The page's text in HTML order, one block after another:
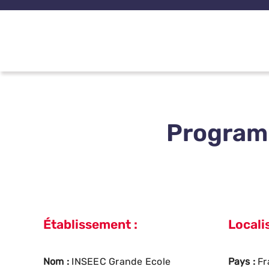
Passer
Établissement :
Nom : INSEEC Grande Ecole Pays :